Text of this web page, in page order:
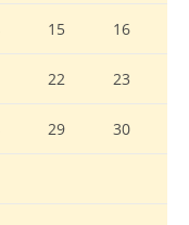
15 16
22 23
29 30